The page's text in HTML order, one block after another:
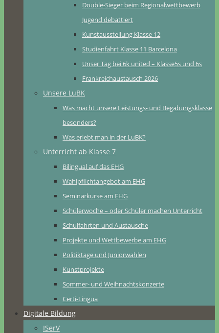
Double-Sieger beim Regionalwettbewerb
Jugend debattiert
Kunstausstellung Klasse 12
Studienfahrt Klasse 11 Barcelona
Unser Tag bei 6k united – Klasse5s und 6s
Frankreichaustausch 2026
Unsere LuBK
Was macht unsere Leistungs- und Begabungsklasse
besonders?
Was erlebt man in der LuBK?
Unterricht ab Klasse 7
Bilingual auf das EHG
Wahlpflichtangebot am EHG
Seminarkurse am EHG
Schülerwoche – oder Schüler machen Unterricht
Schulfahrten und Austausche
Projekte und Wettbewerbe am EHG
Politiktage und Juniorwahlen
Kunstprojekte
Sommer- und Weihnachtskonzerte
Certi-Lingua
Digitale Bildung
ISerV